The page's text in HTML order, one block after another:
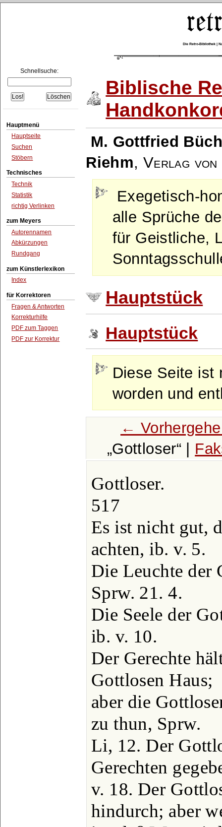
Die Retro-Bibliothek |
Schnellsuche:
Hauptmenü
Hauptseite
Suchen
Stöbern
Technisches
Technik
Statistik
richtig Verlinken
zum Meyers
Autorennamen
Abkürzungen
Rundgang
zum Künstlerlexikon
Index
für Korrektoren
Fragen & Antworten
Korrekturhilfe
PDF zum Taggen
PDF zur Korrektur
Biblische
M. Gottfried
Riehm, Verlag von
Exegetisch-
alle Sprüche
für Geistliche,
Hauptstück
Hauptstück
Diese Seite ist
worden und
←
Gottloser
Gottloser.
517
Es ist nicht gut,
achten, ib. v. 5.
Die Leuchte der
Sprw. 21. 4.
Die Seele der
ib. v. 10.
Der Gerechte
Gottlosen Haus;
aber die
zu thun, Sprw.
Li, 12. Der
Gerechten
v. 18. Der
hindurch; aber